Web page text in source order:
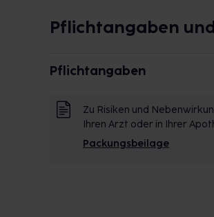
Pflichtangaben
Pflichtangaben
Zu Risiken und
Ihren Arzt oder in Ihrer
Packungsbeilage